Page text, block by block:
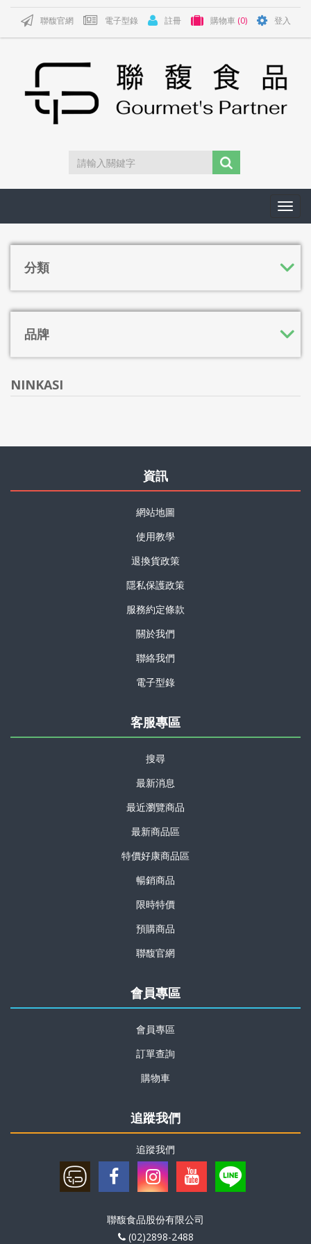
聯馥官網 電子型錄 註冊 購物車 (0) 登入
分類
品牌
NINKASI
資訊
網站地圖
使用教學
退換貨政策
隱私保護政策
服務約定條款
關於我們
聯絡我們
電子型錄
客服專區
搜尋
最新消息
最近瀏覽商品
最新商品區
特價好康商品區
暢銷商品
限時特價
預購商品
聯馥官網
會員專區
會員專區
訂單查詢
購物車
追蹤我們
追蹤我們
聯馥食品股份有限公司
(02)2898-2488